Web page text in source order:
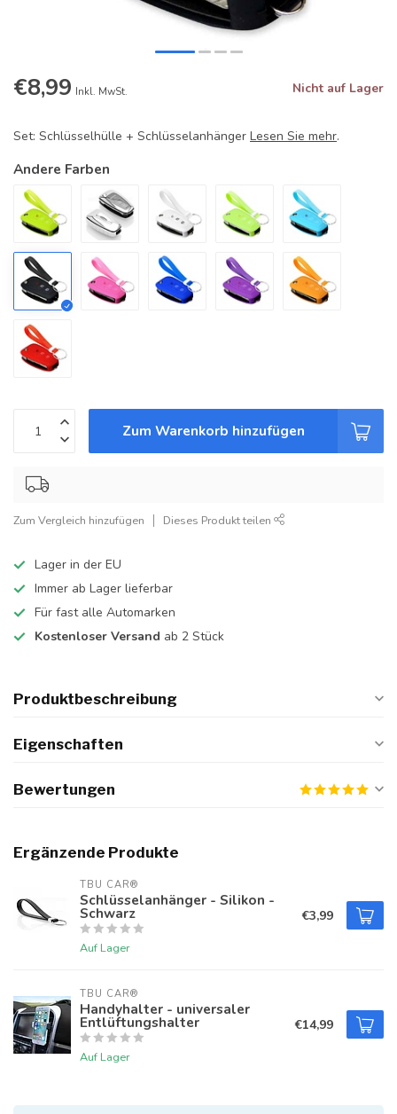
€8,99 Inkl. MwSt. Nicht auf Lager
Set: Schlüsselhülle + Schlüsselanhänger Lesen Sie mehr.
Andere Farben
Zum Warenkorb hinzufügen
Zum Vergleich hinzufügen Dieses Produkt teilen
Lager in der EU
Immer ab Lager lieferbar
Für fast alle Automarken
Kostenloser Versand ab 2 Stück
Produktbeschreibung
Eigenschaften
Bewertungen
Ergänzende Produkte
TBU CAR®
Schlüsselanhänger - Silikon -
Schwarz
Auf Lager
€3,99
TBU CAR®
Handyhalter - universaler
Entlüftungshalter
Auf Lager
€14,99